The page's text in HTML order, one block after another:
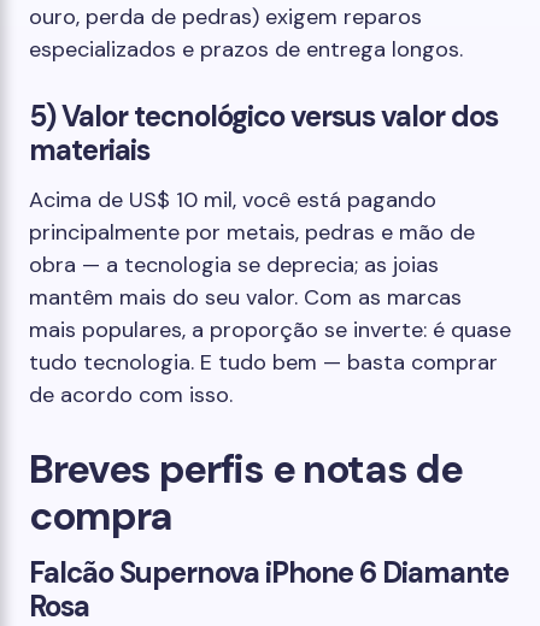
ouro, perda de pedras) exigem reparos
especializados e prazos de entrega longos.
5) Valor tecnológico versus valor dos
materiais
Acima de US$ 10 mil, você está pagando
principalmente por metais, pedras e mão de
obra — a tecnologia se deprecia; as joias
mantêm mais do seu valor. Com as marcas
mais populares, a proporção se inverte: é quase
tudo tecnologia. E tudo bem — basta comprar
de acordo com isso.
Breves perfis e notas de
compra
Falcão Supernova iPhone 6 Diamante
Rosa